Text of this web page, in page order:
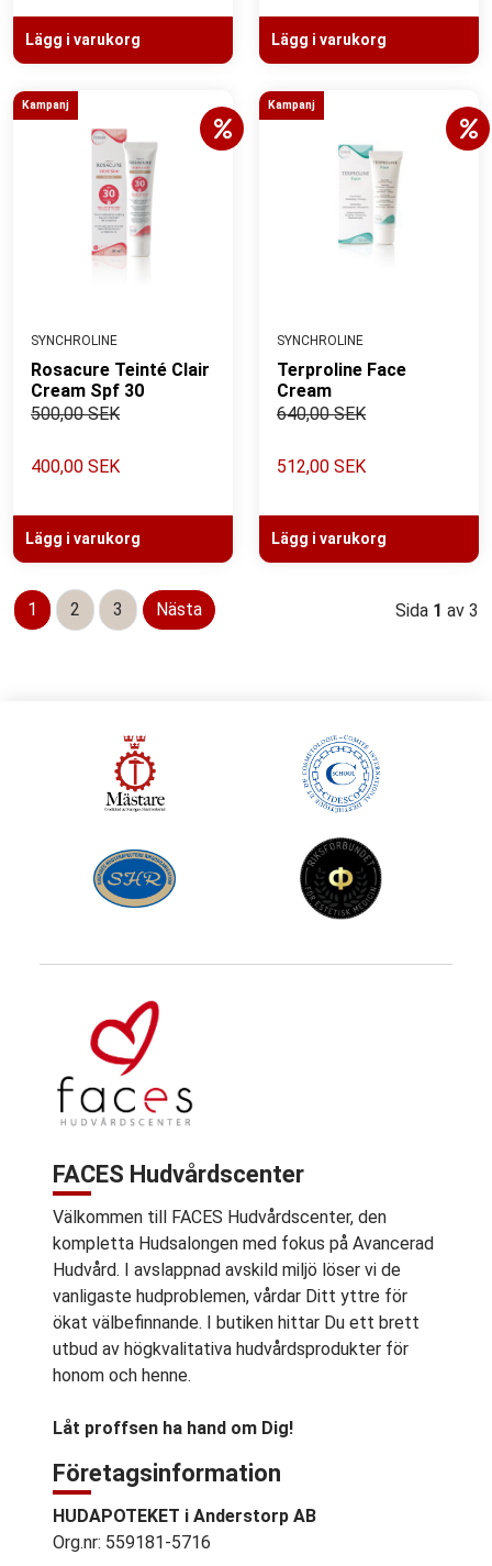
Lägg i varukorg Lägg i varukorg
Kampanj
SYNCHROLINE
Rosacure Teinté Clair
Cream Spf 30
500,00 SEK
400,00 SEK
Lägg i varukorg
Kampanj
SYNCHROLINE
Terproline Face
Cream
640,00 SEK
512,00 SEK
Lägg i varukorg
1 2 3 Nästa Sida 1 av 3
FACES Hudvårdscenter
Välkommen till FACES Hudvårdscenter, den
kompletta Hudsalongen med fokus på Avancerad
Hudvård. I avslappnad avskild miljö löser vi de
vanligaste hudproblemen, vårdar Ditt yttre för
ökat välbefinnande. I butiken hittar Du ett brett
utbud av högkvalitativa hudvårdsprodukter för
honom och henne.
Låt proffsen ha hand om Dig!
Företagsinformation
HUDAPOTEKET i Anderstorp AB
Org.nr: 559181-5716